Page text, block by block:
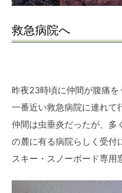
救急病院へ
昨夜23時頃に仲間が腹痛
一番近い救急病院に連れて
仲間は虫垂炎だったが、多
の麓に有る病院らしく受付
スキー・スノーボード専用